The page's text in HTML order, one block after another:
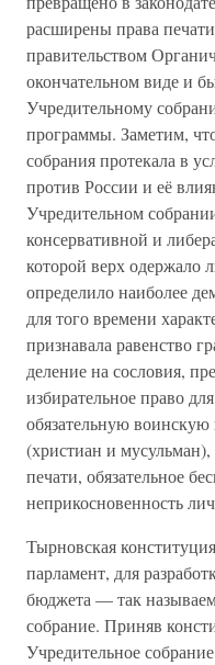
расширены права
правительством
окончательном виде и
Учредительному
программы. Заметим,
собрания протекала в
против России и её
Учредительном
консервативной и
которой верх одержало
определило наиболее
для того времени
признавала равенство
деление на сословия,
избирательное право
обязательную
(христиан и
печати, обязательное
неприкосновенность
Тырновская
парламент, для
бюджета — так
собрание. Приняв
Учредительное